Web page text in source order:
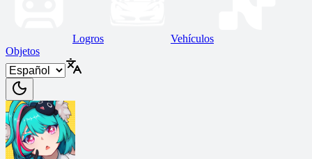
Logros
Vehículos
Objetos